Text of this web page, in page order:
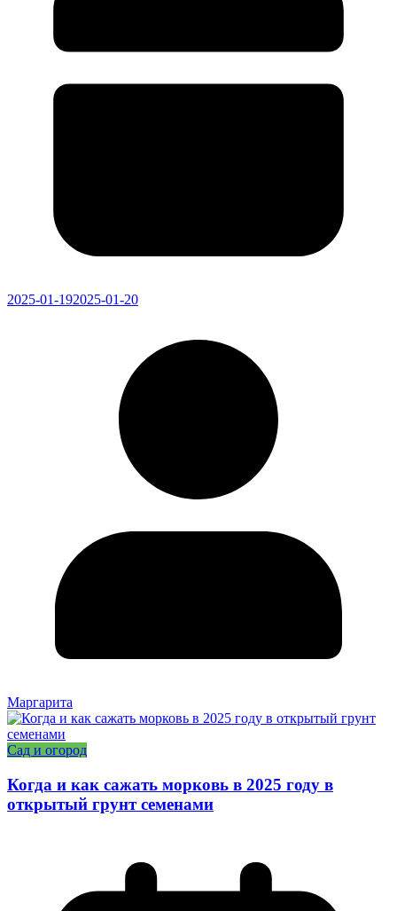
2025-01-192025-01-20
Маргарита
Сад и огород
Когда и как сажать морковь в 2025 году в
открытый грунт семенами